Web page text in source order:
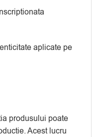
aplicate pe
produsului poate
Acest lucru